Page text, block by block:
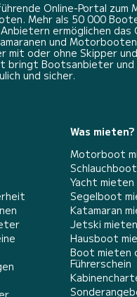
Online-Portal zum
Mehr als 50 000
ermöglichen das
und
mit oder ohne Skipper
bringt Bootsanbieter
und sicher.
Was mieten?
Motorboot
Yacht mieten
Segelboot
Katamaran
Jetski mieten
Hausboot
Boot mieten
Führerschein